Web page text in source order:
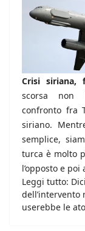
Crisi siriana,
scorsa non
confronto fra
siriano.
semplice,
turca è molto
l’opposto e
Leggi tutto:
dell’intervento
userebbe le